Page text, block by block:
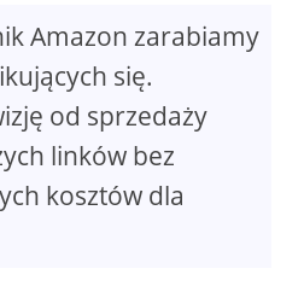
Amazon zarabiamy
się.
od sprzedaży
linków bez
kosztów dla